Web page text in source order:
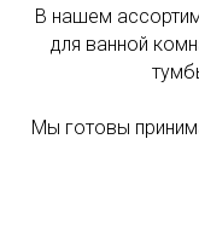
В нашем
для ванной
Мы готовы